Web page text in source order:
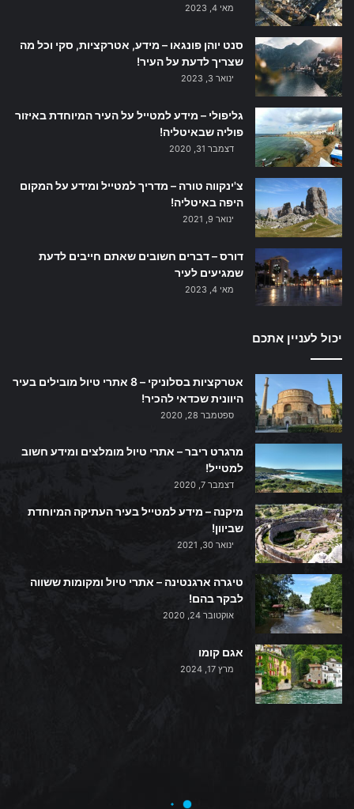
מאי 4, 2023
סנט יוהן פונגאו – מידע, אטרקציות, סקי וכל מה
שצריך לדעת על העיר!
ינואר 3, 2023
גליפולי – מידע למטייל על העיר המיוחדת באיזור
פוליה שבאיטליה!
דצמבר 31, 2020
צ'ינקווה טורה – מדריך למטייל ומידע על המקום
היפה באיטליה!
ינואר 9, 2021
דורס – דברים חשובים שאתם חייבים לדעת
שמגיעים לעיר
מאי 4, 2023
יכול לעניין אתכם
אטרקציות בסלוניקי – 8 אתרי טיול מובילים בעיר
היוונית שכדאי להכיר!
ספטמבר 28, 2020
מרגרט ריבר – אתרי טיול מומלצים ומידע חשוב
למטייל!
דצמבר 7, 2020
מיקנה – מידע למטייל בעיר העתיקה המיוחדת
שביוון!
ינואר 30, 2021
טיגרה ארגנטינה – אתרי טיול ומקומות ששווה
לבקר בהם!
אוקטובר 24, 2020
אגם קומו
מרץ 17, 2024